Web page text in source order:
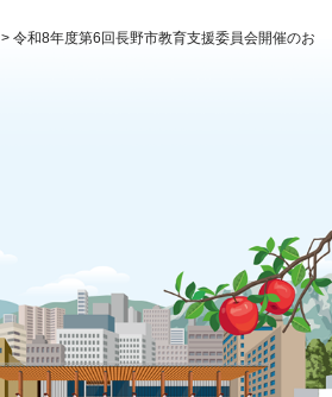
> 令和8年度第6回長野市教育支援委員会開催のお